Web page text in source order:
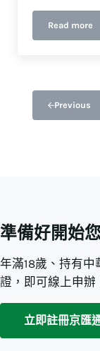
Read more
如何匯
Previous
準備好開始
年滿18歲、持有
證，即可線上申辦
立即註冊京匯